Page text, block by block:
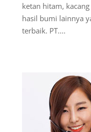
ketan hitam,
hasil bumi lainnya
terbaik. PT....